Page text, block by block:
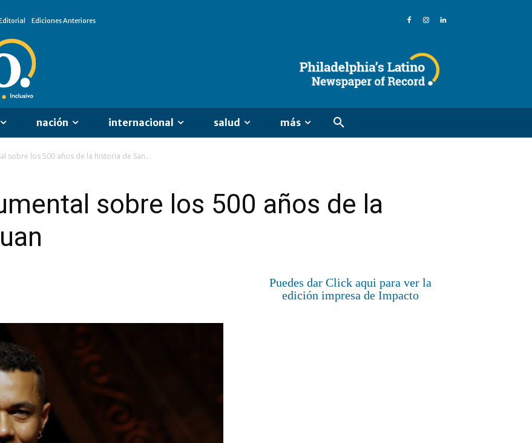
Ediciones Anteriores
nación internacional salud más
sobre los 500 años de la historia de San...
sobre los 500 años de la
Puedes dar Click aqui para ver la
edición impresa de Impacto